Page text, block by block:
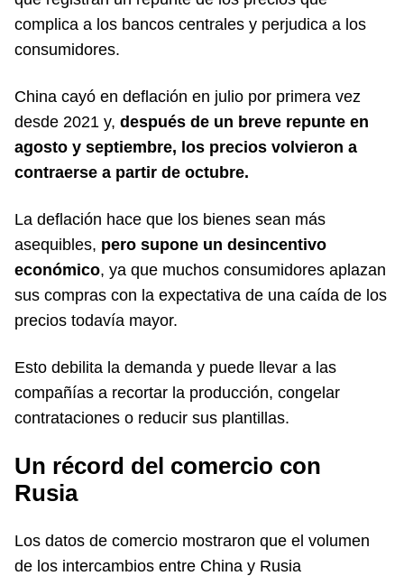
complica a los bancos centrales y perjudica a los
consumidores.
China cayó en deflación en julio por primera vez
desde 2021 y, después de un breve repunte en
agosto y septiembre, los precios volvieron a
contraerse a partir de octubre.
La deflación hace que los bienes sean más
asequibles, pero supone un desincentivo
económico, ya que muchos consumidores aplazan
sus compras con la expectativa de una caída de los
precios todavía mayor.
Esto debilita la demanda y puede llevar a las
compañías a recortar la producción, congelar
contrataciones o reducir sus plantillas.
Un récord del comercio con
Rusia
Los datos de comercio mostraron que el volumen
de los intercambios entre China y Rusia